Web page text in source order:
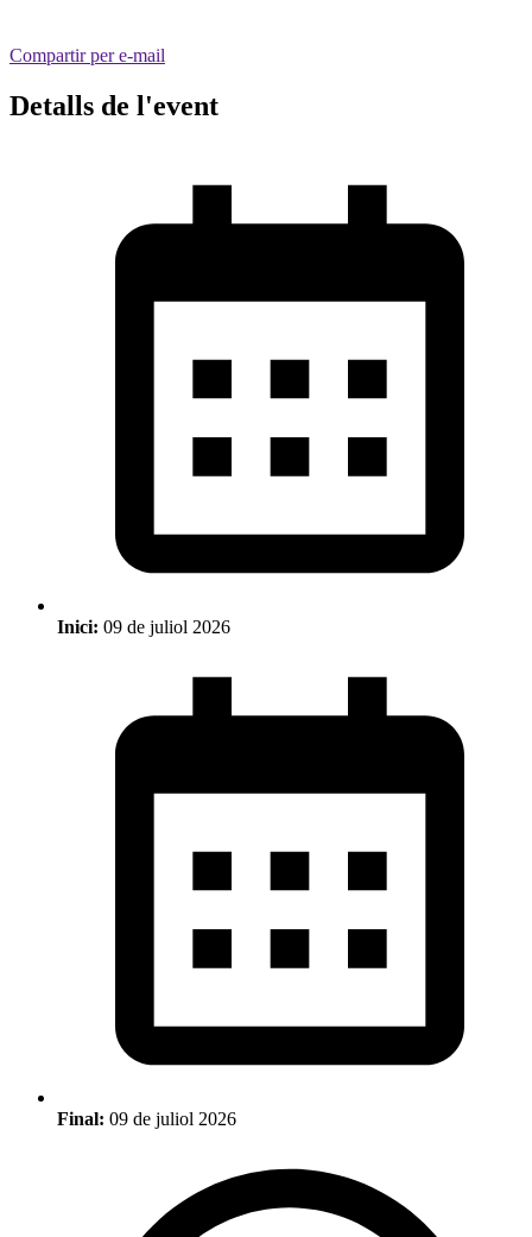
Compartir per e-mail
Detalls de l'event
Inici: 09 de juliol 2026
Final: 09 de juliol 2026